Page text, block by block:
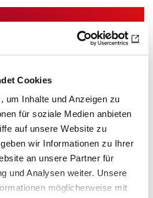
Cookies
um Inhalte und Anzeigen zu
für soziale Medien anbieten
auf unsere Website zu
wir Informationen zu Ihrer
an unsere Partner für
und Analysen weiter. Unsere
möglicherweise mit
jede Woche kostenfrei
News, aktuelle
Stellenangebote.
zum Datenschutzgelesen.*